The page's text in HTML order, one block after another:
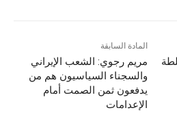
المادة السابقة
مريم رجوي: الشعب الإيراني
والسجناء السياسيون هم من
يدفعون ثمن الصمت أمام
الإعدامات